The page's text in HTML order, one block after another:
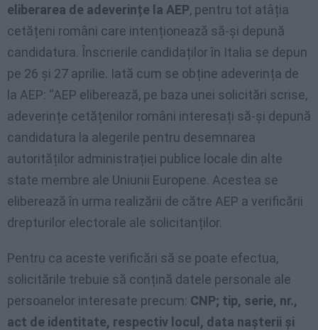
eliberarea de adeverințe la AEP, pentru tot atâția
cetățeni români care intenționează să-și depună
candidatura. Înscrierile candidaților în Italia se depun
pe 26 și 27 aprilie. Iată cum se obține adeverința de
la AEP: “AEP eliberează, pe baza unei solicitări scrise,
adeverințe cetățenilor români interesați să-și depună
candidatura la alegerile pentru desemnarea
autorităților administrației publice locale din alte
state membre ale Uniunii Europene. Acestea se
eliberează în urma realizării de către AEP a verificării
drepturilor electorale ale solicitanților.
Pentru ca aceste verificări să se poate efectua,
solicitările trebuie să conțină datele personale ale
persoanelor interesate precum: CNP; tip, serie, nr.,
act de identitate, respectiv locul, data nașterii și